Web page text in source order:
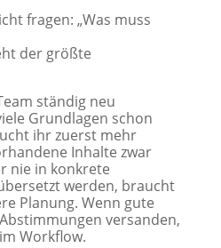
fragen: „Was muss
der größte
ständig neu
Grundlagen schon
ihr zuerst mehr
Inhalte zwar
nie in konkrete
werden, braucht
Planung. Wenn gute
versanden,
Workflow.